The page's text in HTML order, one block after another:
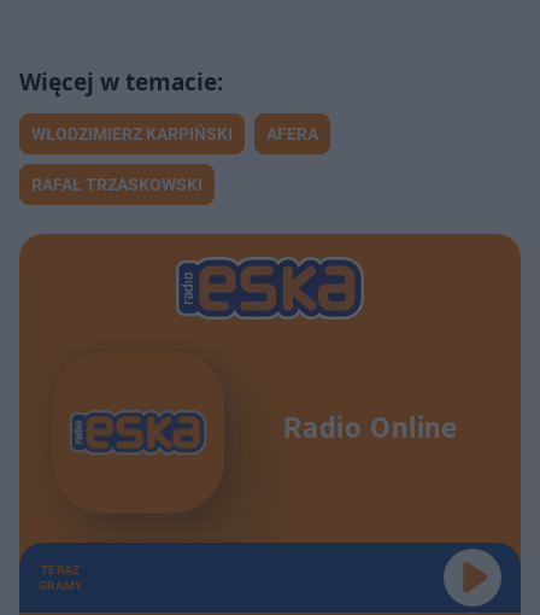
WŁODZIMIERZ KARPIŃSKI AFERA
RAFAŁ TRZASKOWSKI
Radio Online
TERAZ
GRAMY